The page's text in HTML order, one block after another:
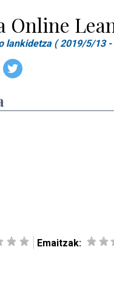
Online
lankidetza ( 2019/5/13
Emaitzak: